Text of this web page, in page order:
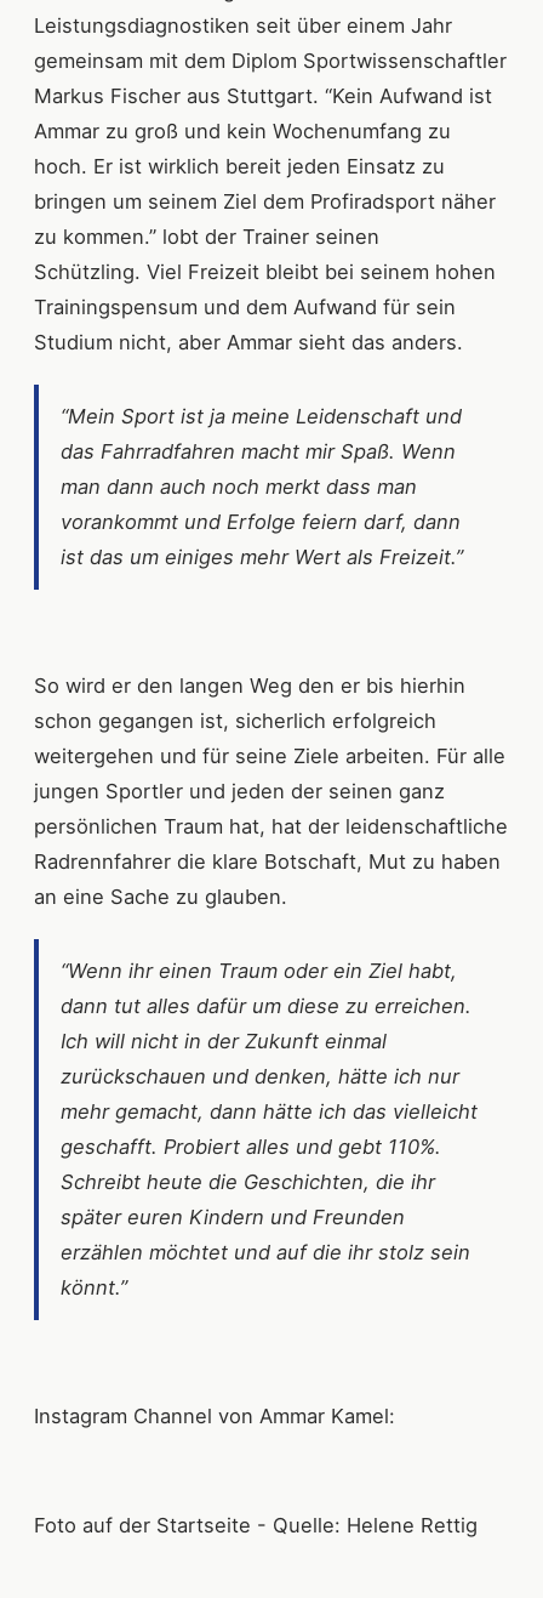
Leistungsdiagnostiken seit über einem Jahr
gemeinsam mit dem Diplom Sportwissenschaftler
Markus Fischer aus Stuttgart. “Kein Aufwand ist
Ammar zu groß und kein Wochenumfang zu
hoch. Er ist wirklich bereit jeden Einsatz zu
bringen um seinem Ziel dem Profiradsport näher
zu kommen.” lobt der Trainer seinen
Schützling. Viel Freizeit bleibt bei seinem hohen
Trainingspensum und dem Aufwand für sein
Studium nicht, aber Ammar sieht das anders.
“Mein Sport ist ja meine Leidenschaft und
das Fahrradfahren macht mir Spaß. Wenn
man dann auch noch merkt dass man
vorankommt und Erfolge feiern darf, dann
ist das um einiges mehr Wert als Freizeit.”
So wird er den langen Weg den er bis hierhin
schon gegangen ist, sicherlich erfolgreich
weitergehen und für seine Ziele arbeiten. Für alle
jungen Sportler und jeden der seinen ganz
persönlichen Traum hat, hat der leidenschaftliche
Radrennfahrer die klare Botschaft, Mut zu haben
an eine Sache zu glauben.
“Wenn ihr einen Traum oder ein Ziel habt,
dann tut alles dafür um diese zu erreichen.
Ich will nicht in der Zukunft einmal
zurückschauen und denken, hätte ich nur
mehr gemacht, dann hätte ich das vielleicht
geschafft. Probiert alles und gebt 110%.
Schreibt heute die Geschichten, die ihr
später euren Kindern und Freunden
erzählen möchtet und auf die ihr stolz sein
könnt.”
Instagram Channel von Ammar Kamel:
Foto auf der Startseite - Quelle: Helene Rettig